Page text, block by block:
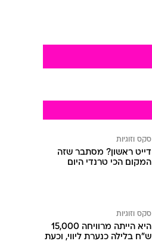
סקס וזוגיות
דייט ראשון? מסתבר שזה
המקום הכי טרנדי היום
סקס וזוגיות
היא הייתה מרוויחה 15,000
ש"ח בלילה כנערת ליווי, וכעת